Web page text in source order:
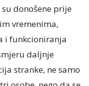
donošene prije
vremenima,
i funkcioniranja
daljnje
stranke, ne samo